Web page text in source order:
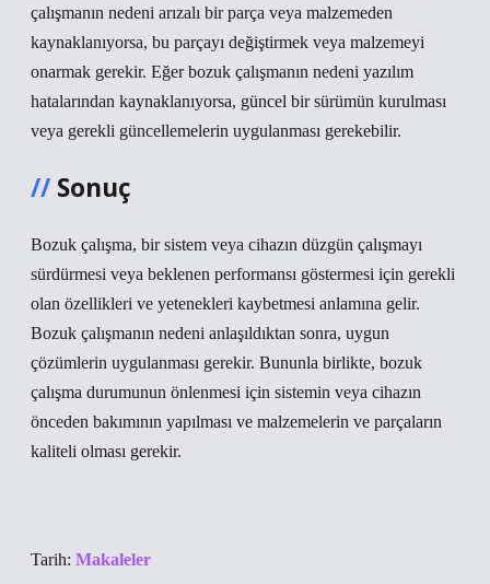
çalışmanın nedeni arızalı bir parça veya malzemeden
kaynaklanıyorsa, bu parçayı değiştirmek veya malzemeyi
onarmak gerekir. Eğer bozuk çalışmanın nedeni yazılım
hatalarından kaynaklanıyorsa, güncel bir sürümün kurulması
veya gerekli güncellemelerin uygulanması gerekebilir.
Sonuç
Bozuk çalışma, bir sistem veya cihazın düzgün çalışmayı
sürdürmesi veya beklenen performansı göstermesi için gerekli
olan özellikleri ve yetenekleri kaybetmesi anlamına gelir.
Bozuk çalışmanın nedeni anlaşıldıktan sonra, uygun
çözümlerin uygulanması gerekir. Bununla birlikte, bozuk
çalışma durumunun önlenmesi için sistemin veya cihazın
önceden bakımının yapılması ve malzemelerin ve parçaların
kaliteli olması gerekir.
Tarih: Makaleler